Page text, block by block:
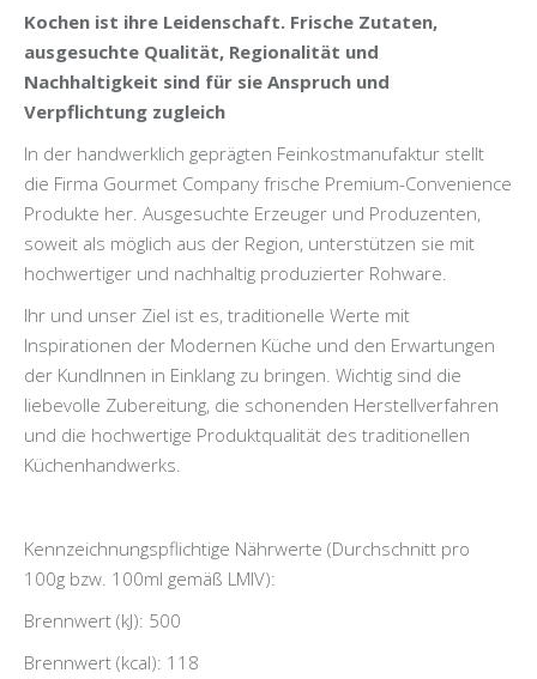
Kochen ist ihre Leidenschaft. Frische Zutaten,
ausgesuchte Qualität, Regionalität und
Nachhaltigkeit sind für sie Anspruch und
Verpflichtung zugleich
In der handwerklich geprägten Feinkostmanufaktur stellt
die Firma Gourmet Company frische Premium-Convenience
Produkte her. Ausgesuchte Erzeuger und Produzenten,
soweit als möglich aus der Region, unterstützen sie mit
hochwertiger und nachhaltig produzierter Rohware.
Ihr und unser Ziel ist es, traditionelle Werte mit
Inspirationen der Modernen Küche und den Erwartungen
der KundInnen in Einklang zu bringen. Wichtig sind die
liebevolle Zubereitung, die schonenden Herstellverfahren
und die hochwertige Produktqualität des traditionellen
Küchenhandwerks.
Kennzeichnungspflichtige Nährwerte (Durchschnitt pro
100g bzw. 100ml gemäß LMIV):
Brennwert (kJ): 500
Brennwert (kcal): 118